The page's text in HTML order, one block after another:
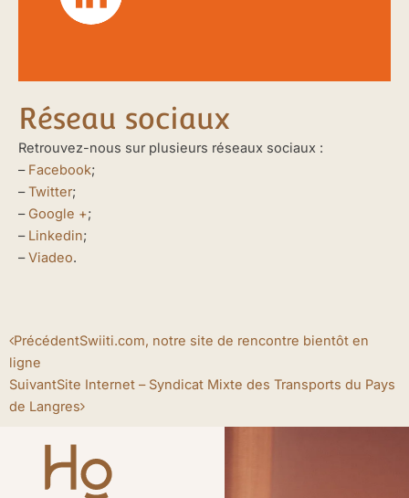
Réseau sociaux
Retrouvez-nous sur plusieurs réseaux sociaux :
– Facebook;
–Twitter;
– Google +;
– Linkedin;
–Viadeo.
Précédent
PrécédentSwiiti.com, notre site de rencontre bientôt en
ligne
SuivantSite Internet – Syndicat Mixte des Transports du Pays
de Langres
Suivant